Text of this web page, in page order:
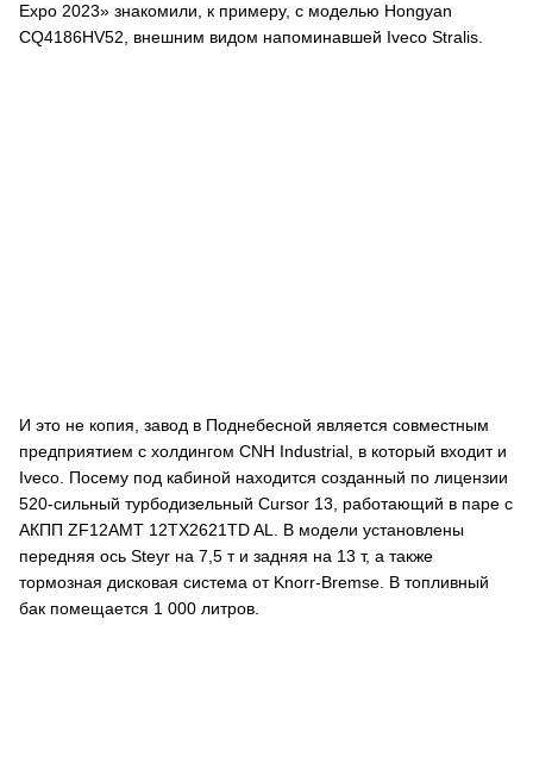
Expo 2023» знакомили, к примеру, с моделью Hongyan
CQ4186HV52, внешним видом напоминавшей Iveco Stralis.
И это не копия, завод в Поднебесной является совместным
предприятием с холдингом CNH Industrial, в который входит и
Iveco. Посему под кабиной находится созданный по лицензии
520-сильный турбодизельный Cursor 13, работающий в паре с
АКПП ZF12AMT 12TX2621TD AL. В модели установлены
передняя ось Steyr на 7,5 т и задняя на 13 т, а также
тормозная дисковая система от Knorr-Bremse. В топливный
бак помещается 1 000 литров.